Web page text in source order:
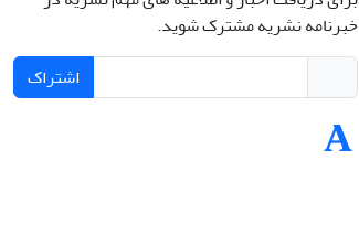
خبرنامه نشریه مشترک شوید.
اشتراک